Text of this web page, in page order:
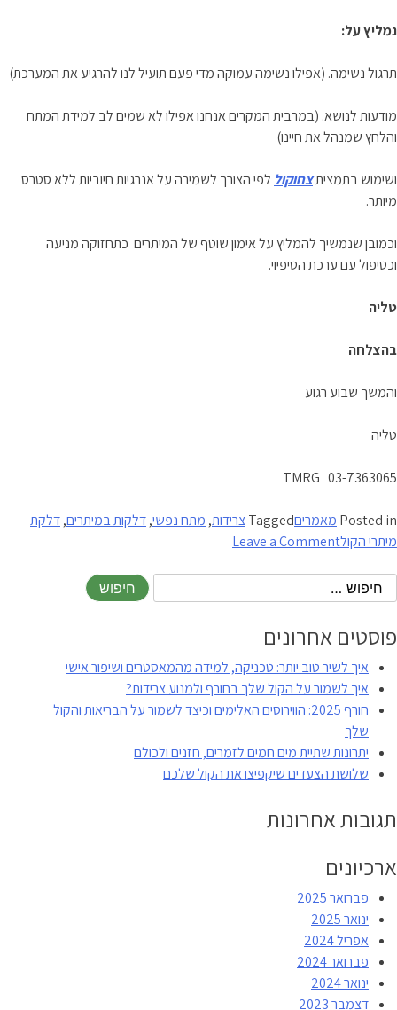
נמליץ על:
תרגול נשימה. (אפילו נשימה עמוקה מדי פעם תועיל לנו להרגיע את המערכת)
מודעות לנושא. (במרבית המקרים אנחנו אפילו לא שמים לב למידת המתח
והלחץ שמנהל את חיינו)
ושימוש בתמציתצחוקול לפי הצורך לשמירה על אנרגיות חיוביות ללא סטרס
מיותר.
וכמובן שנמשיך להמליץ על אימון שוטף של המיתרים כתחזוקה מניעה
וכטיפול עם ערכת הטיפיוי.
טליה
בהצלחה
והמשך שבוע רגוע
טליה
TMRG 03-7363065
Posted in מאמריםTaggedצרידות, מתח נפשי,דלקות במיתרים,דלקת
מיתרי הקולLeave a Comment
צרידות
נפשי
פוסטים אחרונים
איך לשיר טוב יותר: טכניקה, למידה מהמאסטרים ושיפור אישי
איך לשמור על הקול שלך בחורף ולמנוע צרידות?
חורף 2025: הווירוסים האלימים וכיצד לשמור על הבריאות והקול
שלך
יתרונות שתיית מים חמים לזמרים, חזנים ולכולם
שלושת הצעדים שיקפיצו את הקול שלכם
תגובות אחרונות
ארכיונים
פברואר 2025
ינואר 2025
אפריל 2024
פברואר 2024
ינואר 2024
דצמבר 2023